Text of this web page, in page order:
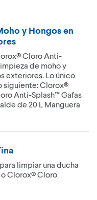
y Hongos en
Cloro Anti-
de moho y
exteriores. Lo único
siguiente: Clorox®
Anti-Splash™ Gafas
de 20 L Manguera
limpiar una ducha
Clorox® Cloro